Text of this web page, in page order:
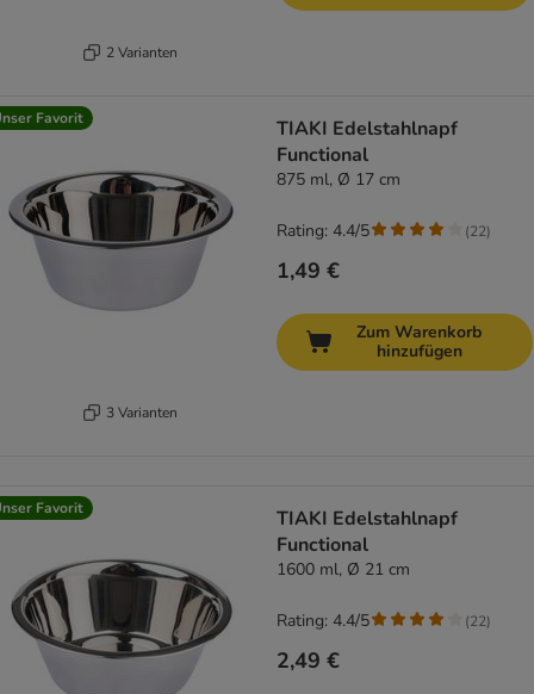
2 Varianten
Favorit
3 Varianten
TIAKI Edelstahlnapf
Functional
875 ml, Ø 17 cm
1,49 €
Rating: 4.4/5 (22)
Zum Warenkorb
hinzufügen
Favorit
TIAKI Edelstahlnapf
Functional
1600 ml, Ø 21 cm
2,49 €
Rating: 4.4/5 (22)